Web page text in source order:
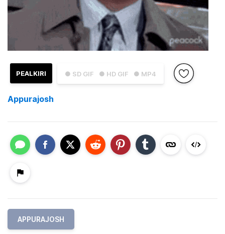
● SD GIF ● HD GIF ● MP4
PEALKIRI
Appurajosh
APPURAJOSH